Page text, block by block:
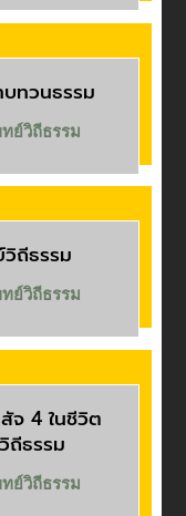
ทวนธรรม
ย์วิถีธรรม
วิถีธรรม
ย์วิถีธรรม
จ 4 ในชีวิต
ถีธรรม
ย์วิถีธรรม